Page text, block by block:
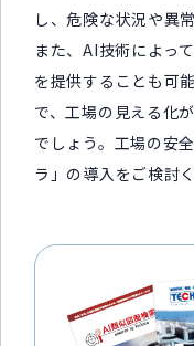
し、危険な状況や異
また、AI技術によっ
を提供することも可
で、工場の見える化
でしょう。工場の安
ラ」の導入をご検討く